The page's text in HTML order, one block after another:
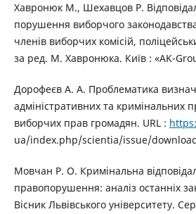
Хавронюк М., Шехавцов Р.
порушення виборчого
членів виборчих комісій,
за ред. М. Хавронюка. Київ : «AK-
Дорофеєв А. А. Проблематика
адміністративних та кримінальних
виборчих прав громадян. URL :
ua/index.php/scientia/issue/
Мовчан Р. О. Кримінальна
правопорушення: аналіз останніх
Вісник Львівського університету.